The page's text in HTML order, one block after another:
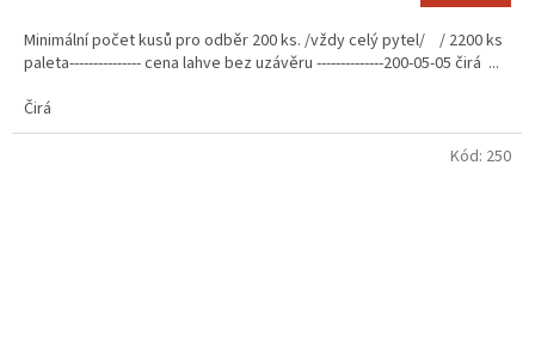
Minimální počet kusů pro odběr 200 ks. /vždy celý pytel/ / 2200 ks
paleta--------------- cena lahve bez uzávěru --------------200-05-05 čirá ...
Čirá
Kód: 250